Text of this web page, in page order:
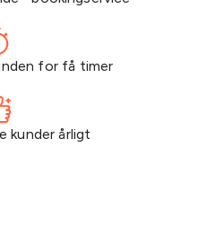
for få timer
kunder årligt